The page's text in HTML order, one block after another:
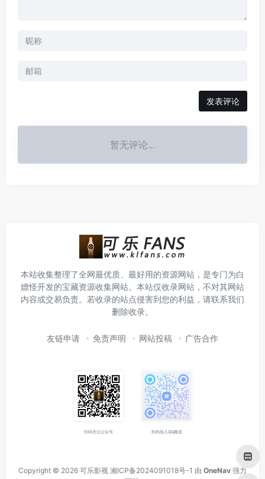
发表评论
暂无评论...
本站收集整理了全网最优质、最好用的资源网站，是专门为白
嫖怪开发的宝藏资源收集网站。本站仅收录网站，不对其网站
内容或交易负责。若收录的站点侵害到您的利益，请联系我们
删除收录。
友链申请 免责声明 网站投稿 广告合作
扫码关注公众号 扫码加入QQ频道
Copyright © 2026 可乐影视 湘ICP备2024091018号-1 由 OneNav 强力